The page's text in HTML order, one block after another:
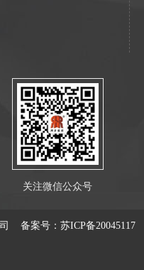
关注微信公众号
司备案号：苏ICP备20045117